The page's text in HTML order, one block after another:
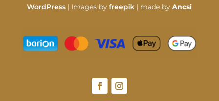
WordPress | Images byfreepik | made byAncsi